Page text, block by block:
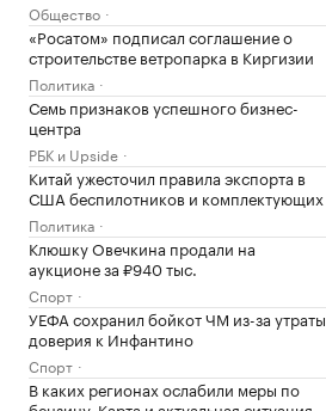
Общество
«Росатом» подписал соглашение о
строительстве ветропарка в Киргизии
Политика
Семь признаков успешного бизнес-
центра
РБК и Upside
Китай ужесточил правила экспорта в
США беспилотников и комплектующих
Политика
Клюшку Овечкина продали на
аукционе за ₽940 тыс.
Спорт
УЕФА сохранил бойкот ЧМ из-за утраты
доверия к Инфантино
Спорт
В каких регионах ослабили меры по